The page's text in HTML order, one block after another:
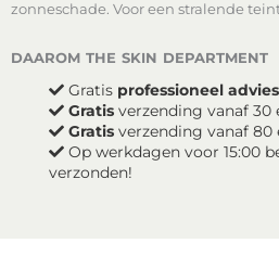
Mask
van
maskers)
aantal
zonneschade. Voor een stralende
daarom the skin department
Gratis professioneel advies
Gratis verzending vanaf 30
Gratis verzending vanaf 80
Op werkdagen voor 15:00
verzonden!